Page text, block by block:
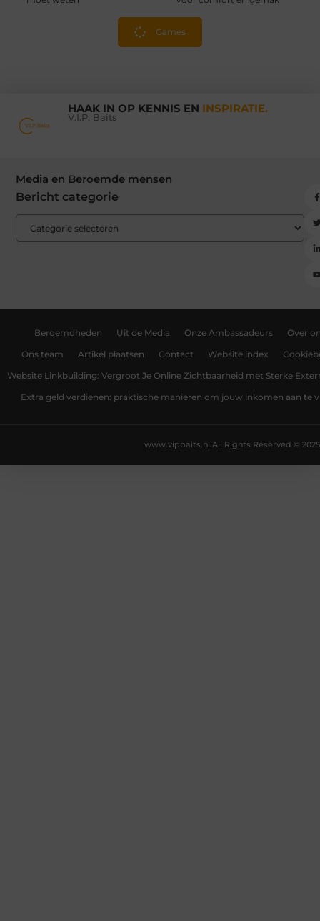
Games
HAAK IN OP KENNIS EN INSPIRATIE.
V.I.P. Baits
Media en Beroemde mensen
Bericht categorie
Beroemdheden Uit de Media Onze Ambassadeurs Over
Ons team Artikel plaatsen Contact Website index
Website Linkbuilding: Vergroot Je Online Zichtbaarheid met Sterke
Extra geld verdienen: praktische manieren om jouw inkomen aan te
All Rights Reserved © 2025
www.vipbaits.nl.